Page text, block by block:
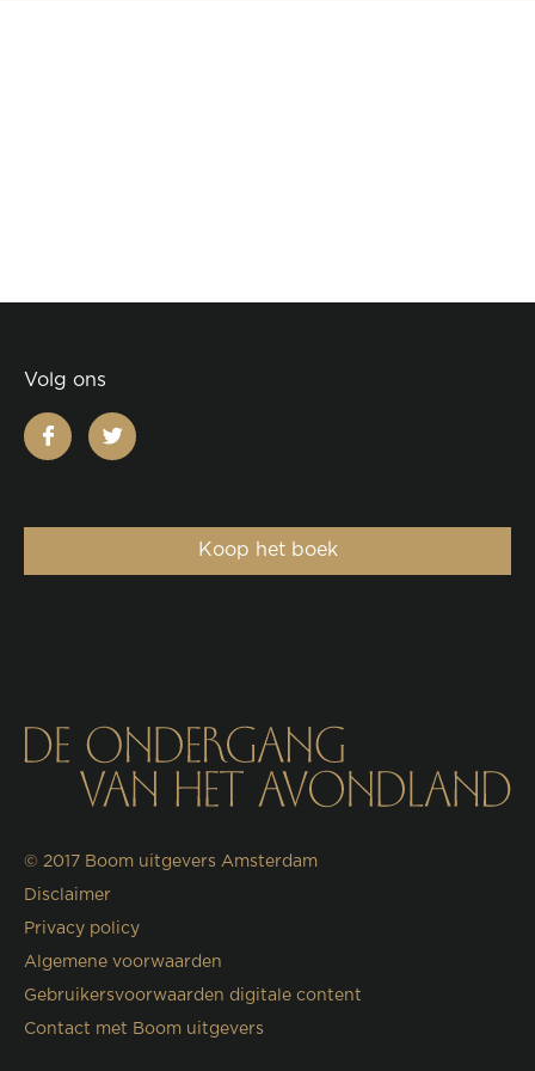
Volg ons
facebooktwitter
Koop het boek
© 2017 Boom uitgevers Amsterdam
Disclaimer
Privacy policy
Algemene voorwaarden
Gebruikersvoorwaarden digitale content
Contact met Boom uitgevers